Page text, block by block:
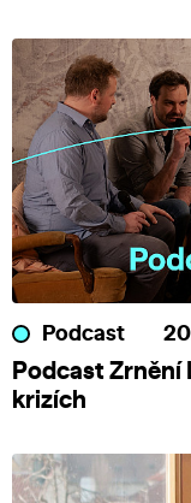
Podcast
Podcast Zrnění
krizích